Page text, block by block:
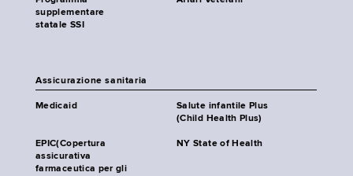
supplementare
statale SSI
Assicurazione sanitaria
Medicaid
Salute infantile Plus
(Child Health Plus)
EPIC(Copertura
assicurativa
farmaceutica per gli
NY State of Health